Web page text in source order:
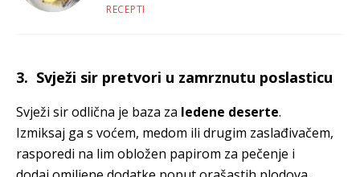
RECEPTI
3. Svježi sir pretvori u zamrznutu poslasticu
Svježi sir odlična je baza za ledene deserte.
Izmiksaj ga s voćem, medom ili drugim zaslađivačem,
rasporedi na lim obložen papirom za pečenje i